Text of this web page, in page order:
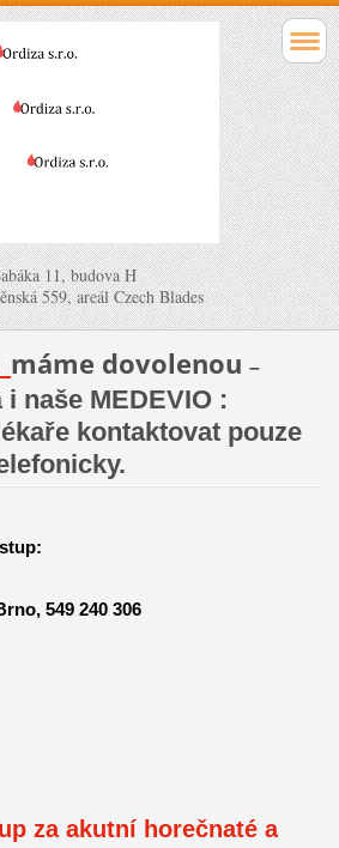
11, budova H
559, areál Czech Blades
máme dovolenou –
naše MEDEVIO :
kontaktovat pouze
549 240 306
za akutní horečnaté a